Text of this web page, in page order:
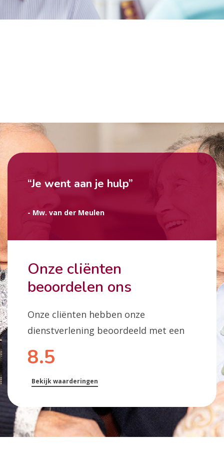
Onze cliënten
beoordelen ons
Onze cliënten hebben onze
dienstverlening beoordeeld met een
8.5
Bekijk waarderingen
“Je went aan je hulp”
- Mw. van der Meulen